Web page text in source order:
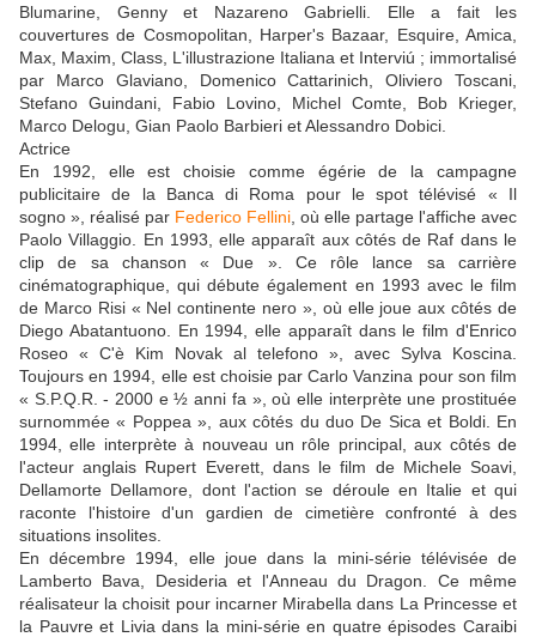
Blumarine, Genny et Nazareno Gabrielli. Elle a fait les
couvertures de Cosmopolitan, Harper's Bazaar, Esquire, Amica,
Max, Maxim, Class, L'illustrazione Italiana et Interviú ; immortalisé
par Marco Glaviano, Domenico Cattarinich, Oliviero Toscani,
Stefano Guindani, Fabio Lovino, Michel Comte, Bob Krieger,
Marco Delogu, Gian Paolo Barbieri et Alessandro Dobici.
Actrice
En 1992, elle est choisie comme égérie de la campagne
publicitaire de la Banca di Roma pour le spot télévisé « Il
sogno », réalisé par Federico Fellini , où elle partage l'affiche avec
Paolo Villaggio. En 1993, elle apparaît aux côtés de Raf dans le
clip de sa chanson « Due ». Ce rôle lance sa carrière
cinématographique, qui débute également en 1993 avec le film
de Marco Risi « Nel continente nero », où elle joue aux côtés de
Diego Abatantuono. En 1994, elle apparaît dans le film d'Enrico
Roseo « C'è Kim Novak al telefono », avec Sylva Koscina.
Toujours en 1994, elle est choisie par Carlo Vanzina pour son film
« S.P.Q.R. - 2000 e ½ anni fa », où elle interprète une prostituée
surnommée « Poppea », aux côtés du duo De Sica et Boldi. En
1994, elle interprète à nouveau un rôle principal, aux côtés de
l'acteur anglais Rupert Everett, dans le film de Michele Soavi,
Dellamorte Dellamore, dont l'action se déroule en Italie et qui
raconte l'histoire d'un gardien de cimetière confronté à des
situations insolites.
En décembre 1994, elle joue dans la mini-série télévisée de
Lamberto Bava, Desideria et l'Anneau du Dragon. Ce même
réalisateur la choisit pour incarner Mirabella dans La Princesse et
la Pauvre et Livia dans la mini-série en quatre épisodes Caraibi